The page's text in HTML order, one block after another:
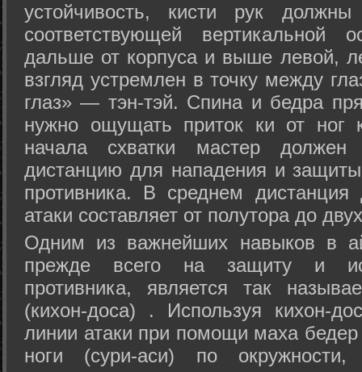
устойчивость, кисти рук
соответствующей
дальше от корпуса и выше левой,
взгляд устремлен в точку между
глаз» — тэн-тэй. Спина и бедра
нужно ощущать приток ки от
начала схватки мастер должен
дистанцию для нападения и
противника. В среднем
атаки составляет от полутора до
Одним из важнейших навыков в
прежде всего на защиту и
противника, является так
(кихон-доса) . Используя кихон-
линии атаки при помощи маха
ноги (сури-аси) по